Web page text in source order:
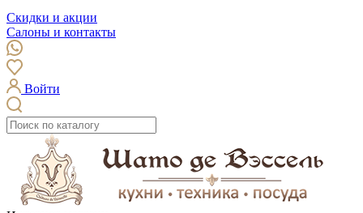
Скидки и акции
Салоны и контакты
Войти